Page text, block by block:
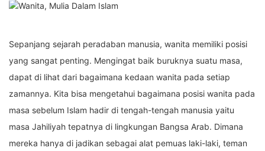
Sepanjang sejarah peradaban manusia, wanita memiliki posisi
yang sangat penting. Mengingat baik buruknya suatu masa,
dapat di lihat dari bagaimana kedaan wanita pada setiap
zamannya. Kita bisa mengetahui bagaimana posisi wanita pada
masa sebelum Islam hadir di tengah-tengah manusia yaitu
masa Jahiliyah tepatnya di lingkungan Bangsa Arab. Dimana
mereka hanya di jadikan sebagai alat pemuas laki-laki, teman